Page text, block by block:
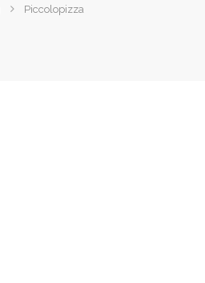
Piccolopizza